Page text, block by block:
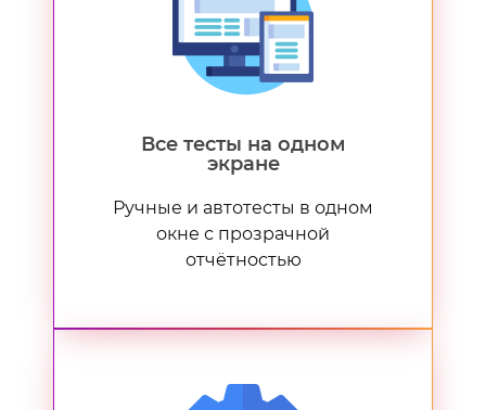
Все тесты на одном
экране
Ручные и автотесты в одном
окне с прозрачной
отчётностью